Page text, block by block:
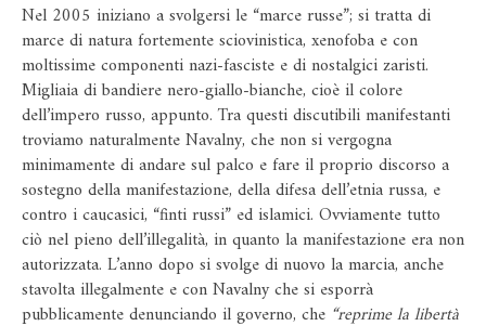
Nel 2005 iniziano a svolgersi le “marce russe”; si tratta di
marce di natura fortemente sciovinistica, xenofoba e con
moltissime componenti nazi-fasciste e di nostalgici zaristi.
Migliaia di bandiere nero-giallo-bianche, cioè il colore
dell’impero russo, appunto. Tra questi discutibili manifestanti
troviamo naturalmente Navalny, che non si vergogna
minimamente di andare sul palco e fare il proprio discorso a
sostegno della manifestazione, della difesa dell’etnia russa, e
contro i caucasici, “finti russi” ed islamici. Ovviamente tutto
ciò nel pieno dell’illegalità, in quanto la manifestazione era non
autorizzata. L’anno dopo si svolge di nuovo la marcia, anche
stavolta illegalmente e con Navalny che si esporrà
pubblicamente denunciando il governo, che “reprime la libertà